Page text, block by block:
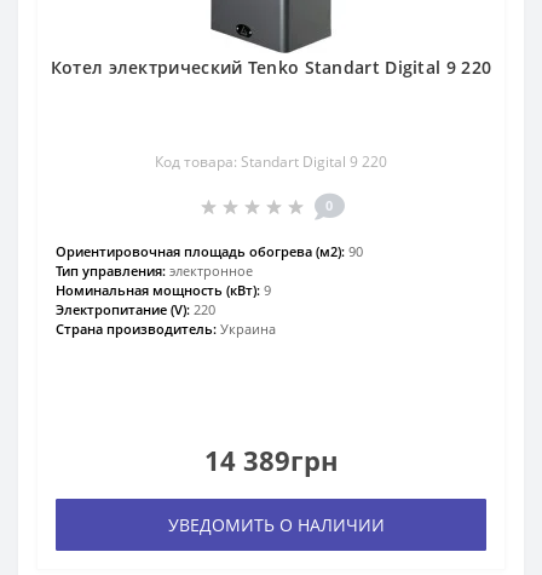
Котел электрический Tenko Standart Digital 9 220
Код товара: Standart Digital 9 220
0
Ориентировочная площадь обогрева (м2): 90
Тип управления: электронное
Номинальная мощность (кВт): 9
Электропитание (V): 220
Страна производитель: Украина
14 389грн
УВЕДОМИТЬ О НАЛИЧИИ